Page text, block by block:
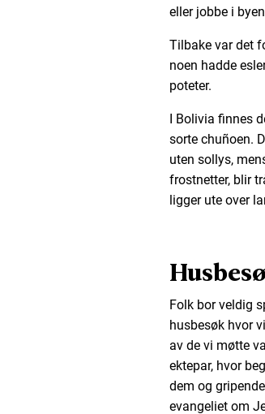
eller jobbe i
Tilbake var det
noen hadde
poteter.
I Bolivia finnes
sorte chuñoen.
uten sollys,
frostnetter, blir
ligger ute over
Folk bor veldig
husbesøk hvor
av de vi møtte
ektepar, hvor
dem og
evangeliet om